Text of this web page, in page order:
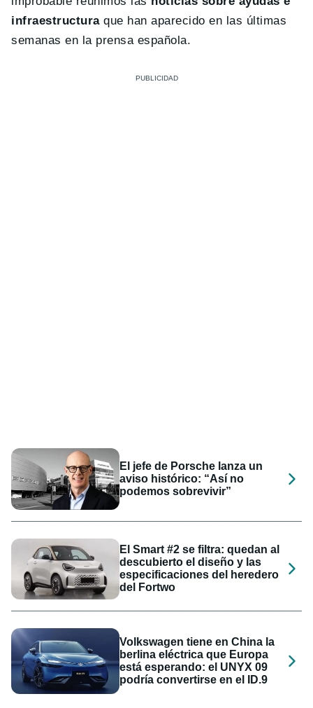
infraestructuraque han aparecido en las últimas
semanas en la prensa española.
El jefe de Porsche lanza un
aviso histórico: “Así no
podemos sobrevivir”
El Smart #2 se filtra: quedan al
descubierto el diseño y las
especificaciones del heredero
del Fortwo
Volkswagen tiene en China la
berlina eléctrica que Europa
está esperando: el UNYX 09
podría convertirse en el ID.9